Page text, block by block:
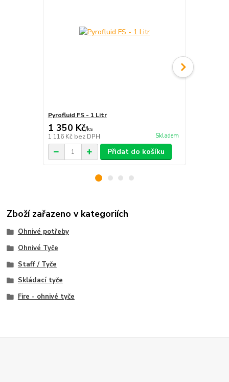
Pyrofluid FS - 1 Litr
1 350 Kč/ks
1 116 Kč bez DPH Skladem
Přidat do košíku
Zboží zařazeno v kategoriích
Ohnivé potřeby
Ohnivé Tyče
Staff / Tyče
Skládací tyče
Fire - ohnivé tyče